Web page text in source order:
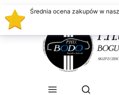
Otwórz
Średnia ocena zakupów w